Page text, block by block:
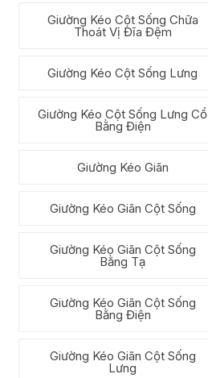
Giường Kéo Cột Sống Chữa
Thoát Vị Đĩa Đệm
Giường Kéo Cột Sống Lưng
Giường Kéo Cột Sống Lưng Cổ
Bằng Điện
Giường Kéo Giãn
Giường Kéo Giãn Cột Sống
Giường Kéo Giãn Cột Sống
Bằng Tạ
Giường Kéo Giãn Cột Sống
Bằng Điện
Giường Kéo Giãn Cột Sống
Lưng